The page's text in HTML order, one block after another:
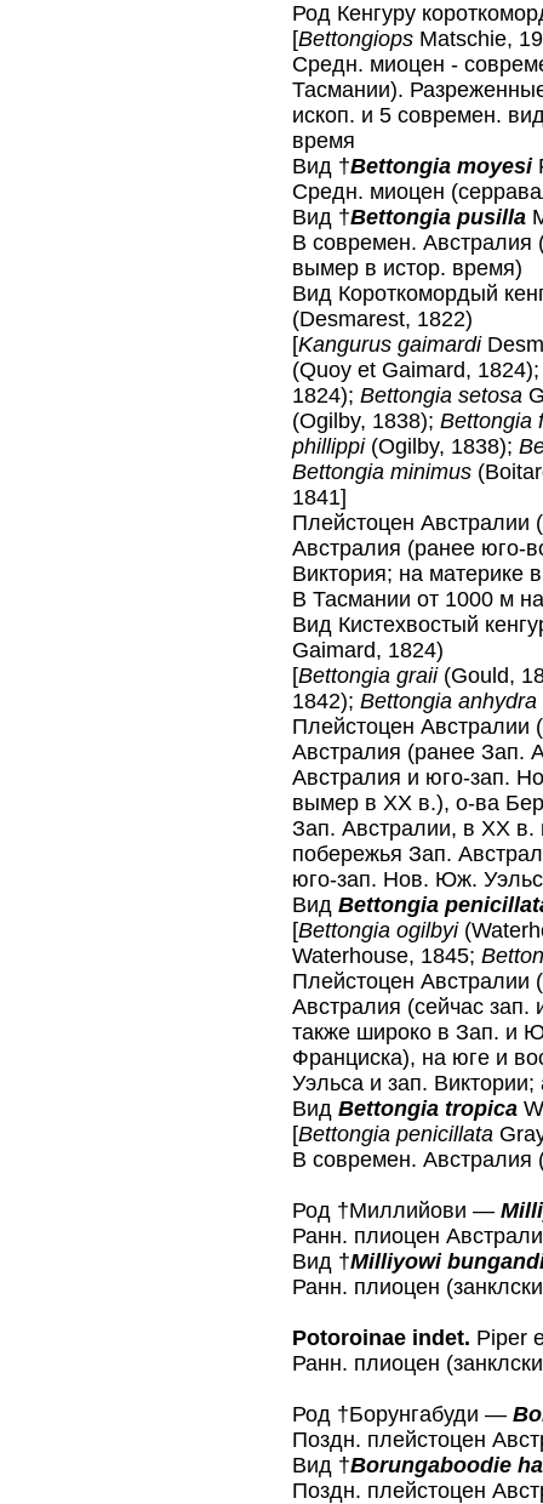
Род Кенгуру
[Bettongiops Matschie,
Средн. миоцен -
Тасмании).
ископ. и 5 современ.
время
Вид †Bettongiа moyesi
Средн. миоцен
Вид †Bettongiа pusilla
В современ.
вымер в истор. время)
Вид Короткомордый
(Desmarest, 1822)
[Kangurus gaimardi
(Quoy et Gaimard,
1824); Bettongia setosa
(Ogilby, 1838); Bettongia
phillippi(Ogilby, 1838);
Bettongia minimus
1841]
Плейстоцен
Австралия (ранее юго-
Виктория; на материке
В Тасмании от 1000 м
Вид Кистехвостый
Gaimard, 1824)
[Bettongia graii(Gould,
1842); Bettongia anhydra
Плейстоцен
Австралия (ранее Зап.
Австралия и юго-зап.
вымер в XX в.), о-ва
Зап. Австралии, в XX в.
побережья Зап.
юго-зап. Нов. Юж.
Вид Bettongia
[Bettongia ogilbyi
Waterhouse, 1845;
Плейстоцен
Австралия (сейчас зап.
также широко в Зап. и
Франциска), на юге и
Уэльса и зап.
Вид Bettongia tropica
[Bettongia penicillata
В современ. Австралия
Род †Миллийови —
Ранн. плиоцен
Вид †Milliyowi
Ранн. плиоцен
Potoroinae indet. Piper
Ранн. плиоцен
Род †Борунгабуди —
Поздн. плейстоцен
Вид †Borungaboodie
Поздн. плейстоцен